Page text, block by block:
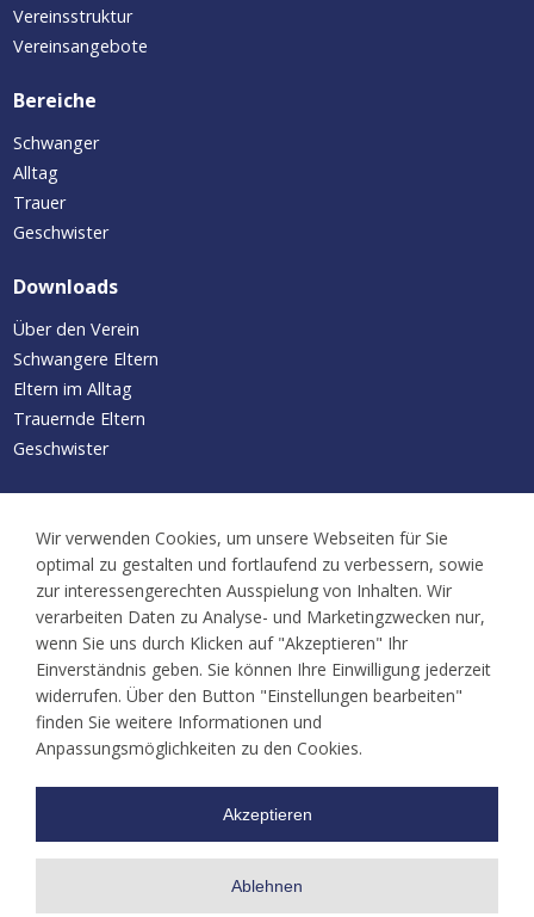
Vereinsstruktur
Vereinsangebote
Bereiche
Schwanger
Alltag
Trauer
Geschwister
Downloads
Über den Verein
Schwangere Eltern
Eltern im Alltag
Trauernde Eltern
Geschwister
Neuigkeiten
Kalender
Familientreffen
Ansprechpartner
Kontakt
Wir verwenden Cookies, um unsere Webseiten für Sie
optimal zu gestalten und fortlaufend zu verbessern, sowie
zur interessengerechten Ausspielung von Inhalten. Wir
verarbeiten Daten zu Analyse- und Marketingzwecken nur,
wenn Sie uns durch Klicken auf "Akzeptieren" Ihr
Einverständnis geben. Sie können Ihre Einwilligung jederzeit
widerrufen. Über den Button "Einstellungen bearbeiten"
finden Sie weitere Informationen und
Anpassungsmöglichkeiten zu den Cookies.
Ablehnen
Akzeptieren